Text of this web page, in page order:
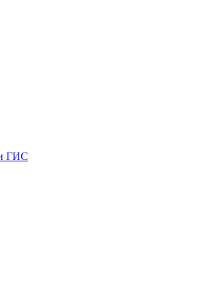
ГИС